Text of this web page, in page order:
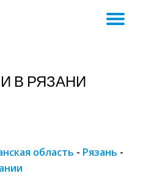
В РЯЗАНИ
область - Рязань -